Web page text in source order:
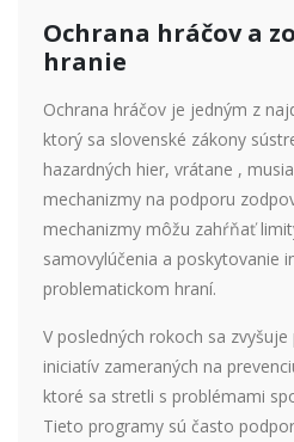
Ochrana hráčov a
hranie
Ochrana hráčov je jedným z
ktorý sa slovenské zákony
hazardných hier, vrátane ,
mechanizmy na podporu
mechanizmy môžu zahŕňať
samovylúčenia a poskytovanie
problematickom hraní.
V posledných rokoch sa
iniciatív zameraných na
ktoré sa stretli s problémami
Tieto programy sú často